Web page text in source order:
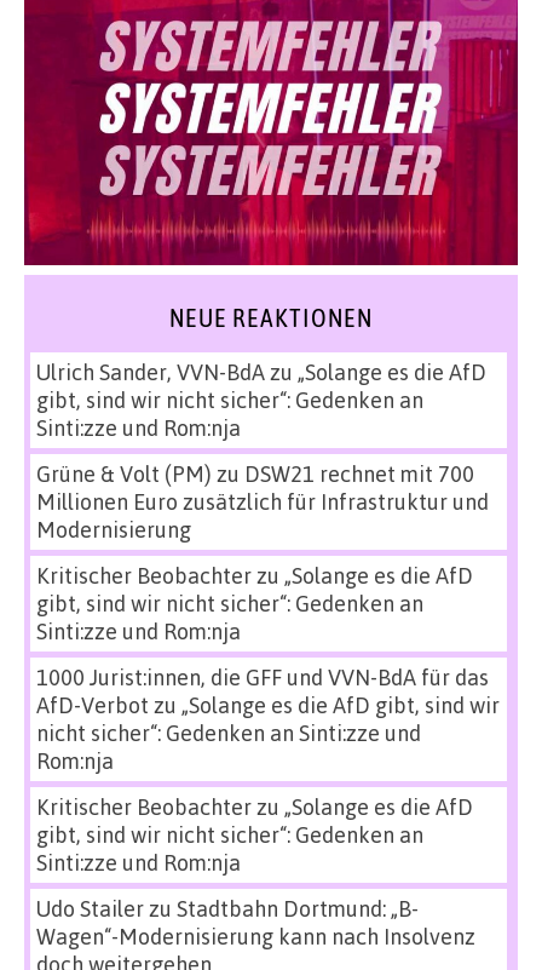
NEUE REAKTIONEN
Ulrich Sander, VVN-BdAzu „Solange es die AfD
gibt, sind wir nicht sicher“: Gedenken an
Sinti:zze und Rom:nja
Grüne & Volt (PM) zu DSW21 rechnet mit 700
Millionen Euro zusätzlich für Infrastruktur und
Modernisierung
Kritischer Beobachterzu „Solange es die AfD
gibt, sind wir nicht sicher“: Gedenken an
Sinti:zze und Rom:nja
1000 Jurist:innen, die GFF und VVN-BdA für das
AfD-Verbot zu „Solange es die AfD gibt, sind wir
nicht sicher“: Gedenken an Sinti:zze und
Rom:nja
Kritischer Beobachterzu „Solange es die AfD
gibt, sind wir nicht sicher“: Gedenken an
Sinti:zze und Rom:nja
Udo Stailerzu Stadtbahn Dortmund: „B-
Wagen“-Modernisierung kann nach Insolvenz
doch weitergehen